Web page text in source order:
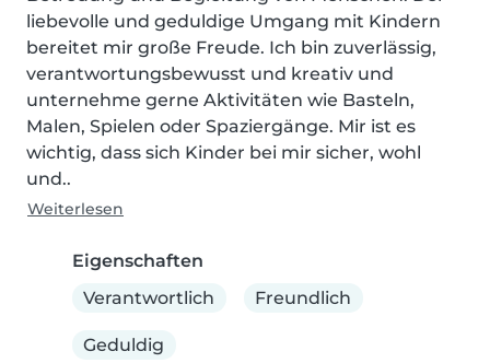
liebevolle und geduldige Umgang mit Kindern
bereitet mir große Freude. Ich bin zuverlässig,
verantwortungsbewusst und kreativ und
unternehme gerne Aktivitäten wie Basteln,
Malen, Spielen oder Spaziergänge. Mir ist es
wichtig, dass sich Kinder bei mir sicher, wohl
und..
Weiterlesen
Eigenschaften
Verantwortlich
Freundlich
Geduldig